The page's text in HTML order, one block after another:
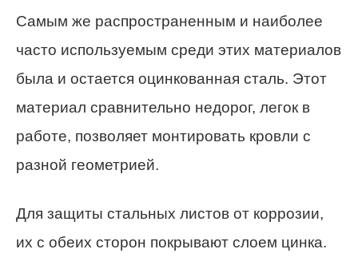
Самым же распространенным и наиболее
часто используемым среди этих материалов
была и остается оцинкованная сталь. Этот
материал сравнительно недорог, легок в
работе, позволяет монтировать кровли с
разной геометрией.
Для защиты стальных листов от коррозии,
их с обеих сторон покрывают слоем цинка.